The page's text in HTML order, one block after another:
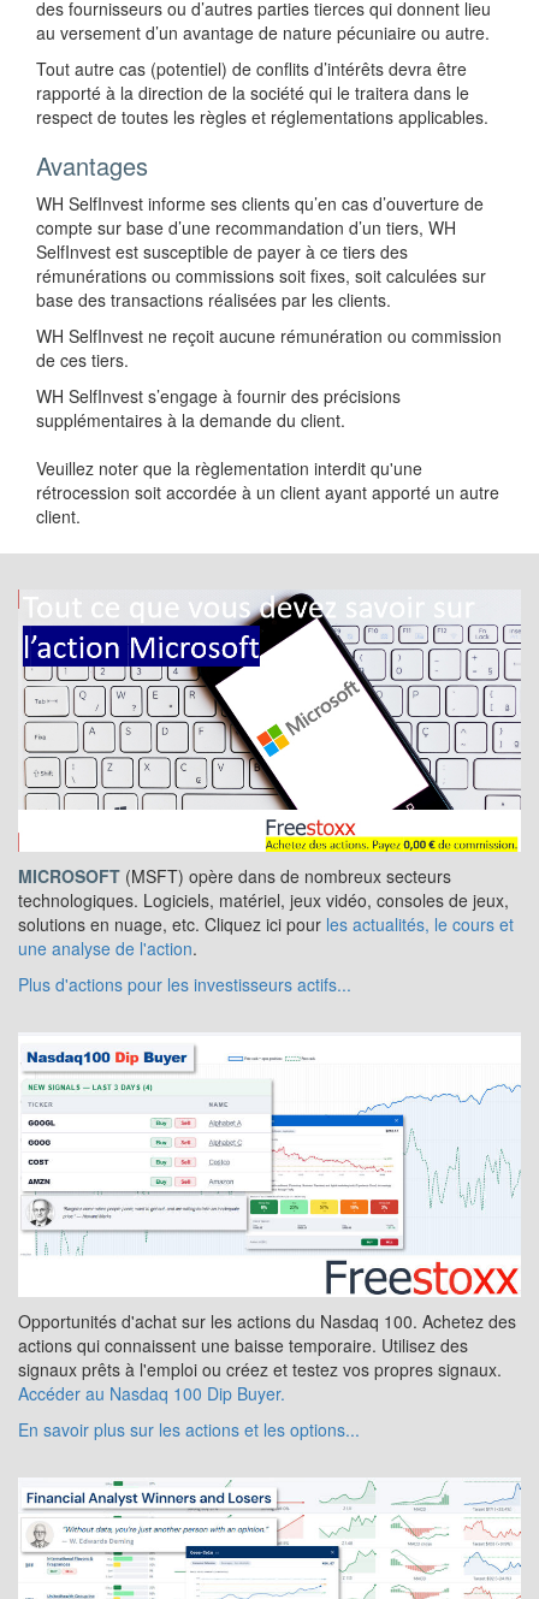
des fournisseurs ou d’autres parties tierces qui donnent lieu
au versement d’un avantage de nature pécuniaire ou autre.
Tout autre cas (potentiel) de conflits d’intérêts devra être
rapporté à la direction de la société qui le traitera dans le
respect de toutes les règles et réglementations applicables.
Avantages
WH SelfInvest informe ses clients qu’en cas d’ouverture de
compte sur base d’une recommandation d’un tiers, WH
SelfInvest est susceptible de payer à ce tiers des
rémunérations ou commissions soit fixes, soit calculées sur
base des transactions réalisées par les clients.
WH SelfInvest ne reçoit aucune rémunération ou commission
de ces tiers.
WH SelfInvest s’engage à fournir des précisions
supplémentaires à la demande du client.
Veuillez noter que la règlementation interdit qu'une
rétrocession soit accordée à un client ayant apporté un autre
client.
MICROSOFT (MSFT) opère dans de nombreux secteurs
technologiques. Logiciels, matériel, jeux vidéo, consoles de jeux,
solutions en nuage, etc. Cliquez ici pour les actualités, le cours et
une analyse de l'action.
Plus d'actions pour les investisseurs actifs...
Opportunités d'achat sur les actions du Nasdaq 100. Achetez des
actions qui connaissent une baisse temporaire. Utilisez des
signaux prêts à l'emploi ou créez et testez vos propres signaux.
Accéder au Nasdaq 100 Dip Buyer.
En savoir plus sur les actions et les options...